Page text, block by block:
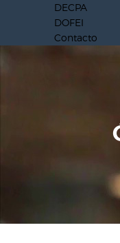
DECPA
DOFEI
Contacto